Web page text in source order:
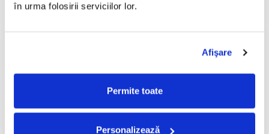
în urma folosirii serviciilor lor.
Afişare
Permite toate
Personalizează
49,99 Lei